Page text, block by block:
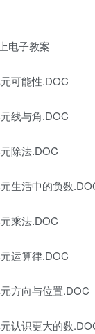
子教案
能性.DOC
与角.DOC
法.DOC
活中的负数
法.DOC
算律.DOC
向与位置.DOC
识更大的数